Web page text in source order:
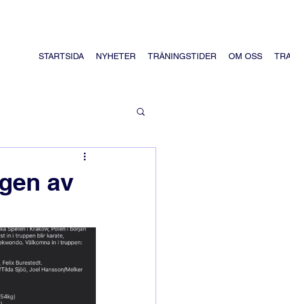
STARTSIDA NYHETER TRÄNINGSTIDER OM OSS
av